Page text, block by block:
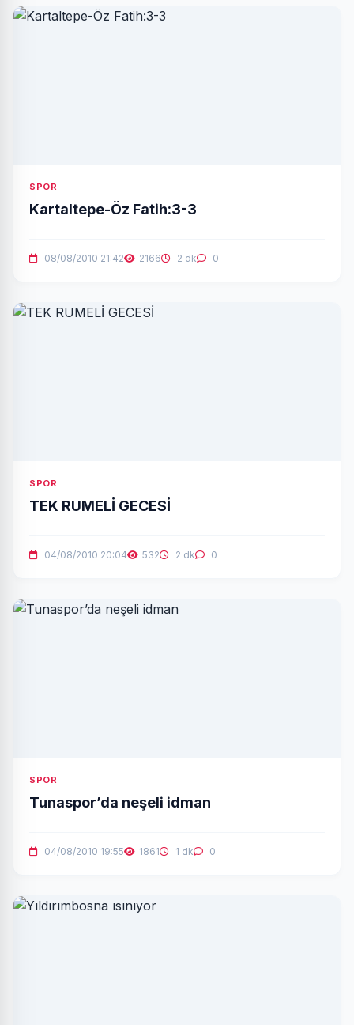
SPOR
Kartaltepe-Öz Fatih:3-3
08/08/2010 21:42 2166 2 dk 0
SPOR
TEK RUMELİ GECESİ
04/08/2010 20:04 532 2 dk 0
SPOR
Tunaspor’da neşeli idman
04/08/2010 19:55 1861 1 dk 0